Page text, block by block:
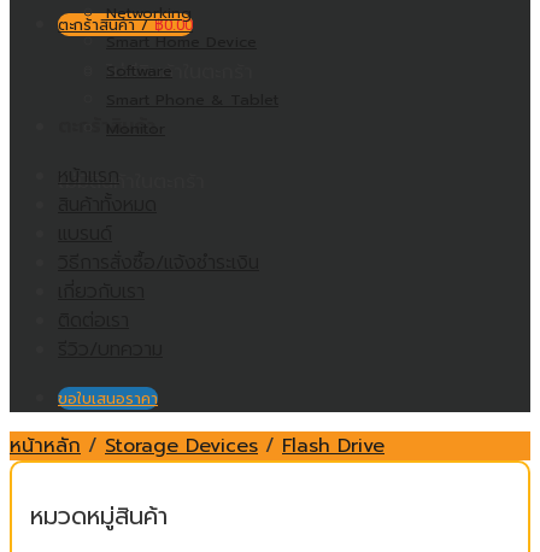
ตะกร้าสินค้า /฿0.00
ไม่มีสินค้าในตะกร้า
Networking
Smart Home Device
Software
ขอใบเสนอราคา
หน้าหลัก / Storage Devices / Flash Drive
หมวดหมู่สินค้า